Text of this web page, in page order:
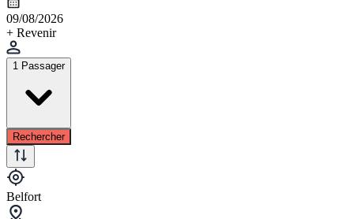
09/08/2026
+ Revenir
1 Passager
Rechercher
Belfort